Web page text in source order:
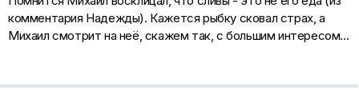
комментария Надежды). Кажется рыбку сковал страх, а
Михаил смотрит на неё, скажем так, с большим интересом...